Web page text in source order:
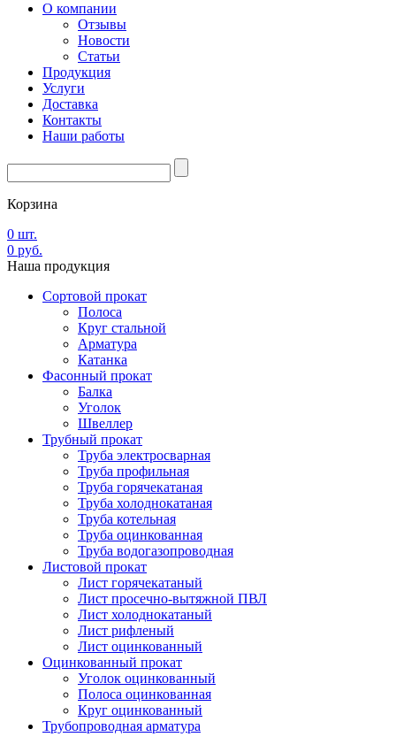
О компании
Отзывы
Новости
Статьи
Продукция
Услуги
Доставка
Контакты
Наши работы
Корзина
0 шт.
0 руб.
Наша продукция
Сортовой прокат
Полоса
Круг стальной
Арматура
Катанка
Фасонный прокат
Балка
Уголок
Швеллер
Трубный прокат
Труба электросварная
Труба профильная
Труба горячекатаная
Труба холоднокатаная
Труба котельная
Труба оцинкованная
Труба водогазопроводная
Листовой прокат
Лист горячекатаный
Лист просечно-вытяжной ПВЛ
Лист холоднокатаный
Лист рифленый
Лист оцинкованный
Оцинкованный прокат
Уголок оцинкованный
Полоса оцинкованная
Круг оцинкованный
Трубопроводная арматура